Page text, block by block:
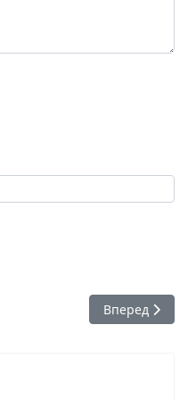
на запись аудиокниги
Следующий:
Вперед